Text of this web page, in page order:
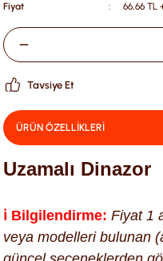
Fiyat
66,66 TL
Tavsiye Et
ÜRÜN ÖZELLİKLERİ
Uzamalı Dinazor
ℹ️ Bilgilendirme: Fiyat 1
veya modelleri bulunan